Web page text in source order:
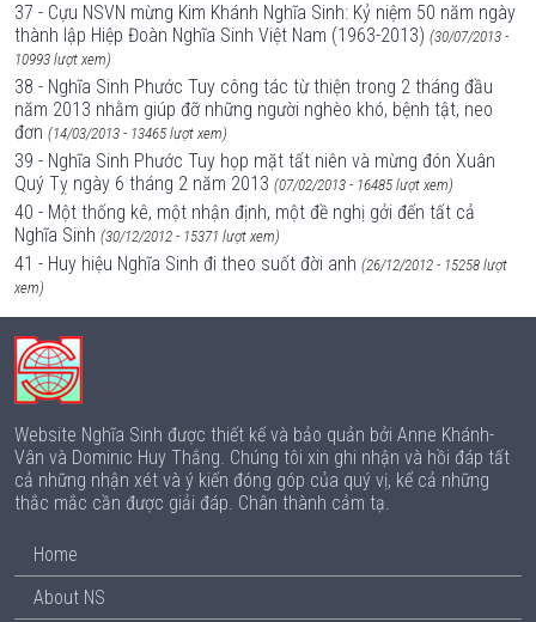
37 - Cựu NSVN mừng Kim Khánh Nghĩa Sinh: Kỷ niệm 50 năm ngày
thành lập Hiệp Đoàn Nghĩa Sinh Việt Nam (1963-2013) (30/07/2013 -
10993 lượt xem)
38 - Nghĩa Sinh Phước Tuy công tác từ thiện trong 2 tháng đầu
năm 2013 nhằm giúp đỡ những người nghèo khó, bệnh tật, neo
đơn (14/03/2013 - 13465 lượt xem)
39 - Nghĩa Sinh Phước Tuy họp mặt tất niên và mừng đón Xuân
Quý Tỵ ngày 6 tháng 2 năm 2013 (07/02/2013 - 16485 lượt xem)
40 - Một thống kê, một nhận định, một đề nghị gởi đến tất cả
Nghĩa Sinh (30/12/2012 - 15371 lượt xem)
41 - Huy hiệu Nghĩa Sinh đi theo suốt đời anh (26/12/2012 - 15258 lượt
xem)
Website Nghĩa Sinh được thiết kế và bảo quản bởi Anne Khánh-
Vân và Dominic Huy Thắng. Chúng tôi xin ghi nhận và hồi đáp tất
cả những nhận xét và ý kiến đóng góp của quý vị, kể cả những
thắc mắc cần được giải đáp. Chân thành cảm tạ.
Home
About NS